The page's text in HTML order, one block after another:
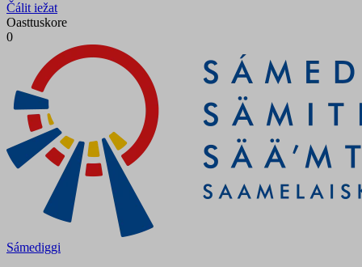
Čálit iežat
Oasttuskore
0
Sámediggi